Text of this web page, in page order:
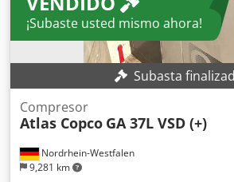
¡Subaste usted mismo ahora!
Subasta
Nordrhein-Westfalen
9,281 km
Compresor
Atlas Copco GA 37L VSD (+)